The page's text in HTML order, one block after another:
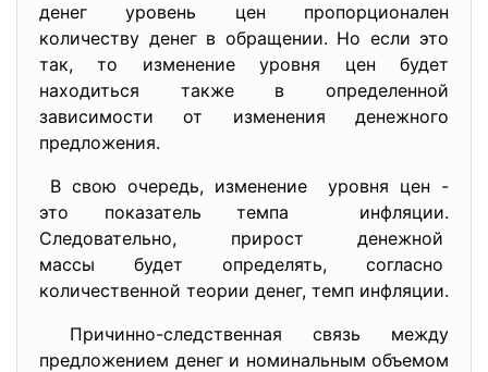
денег уровень цен пропорционален
количеству денег в обращении. Но если это
так, то изменение уровня цен будет
находиться также в определенной
зависимости от изменения денежного
предложения.
В свою очередь, изменение уровня цен -
это показатель темпа инфляции.
Следовательно, прирост денежной
массы будет определять, согласно
количественной теории денег, темп инфляции.
Причинно-следственная связь между
предложением денег и номинальным объемом